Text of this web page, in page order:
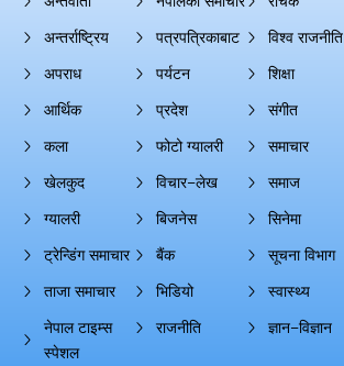
अन्तर्राष्ट्रिय
अपराध
आर्थिक
कला
खेलकुद
ग्यालरी
ट्रेन्डिंग समाचार
ताजा समाचार
नेपाल टाइम्स
स्पेशल
पत्रपत्रिकाबाट
पर्यटन
प्रदेश
फोटो ग्यालरी
विचार–लेख
बिजनेस
बैंक
भिडियो
राजनीति
विश्व राजनीति
शिक्षा
संगीत
समाचार
समाज
सिनेमा
सूचना विभाग
स्वास्थ्य
ज्ञान–विज्ञान